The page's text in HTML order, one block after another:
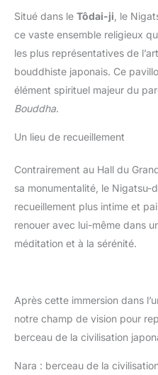
Situé dans le Tôdai-ji , le
ce vaste ensemble religieux
les plus représentatives de
bouddhiste japonais. Ce
élément spirituel majeur du
Bouddha.
Un lieu de recueillement
Contrairement au Hall du
sa monumentalité, le Nigatsu-
recueillement plus intime et
renouer avec lui-même dans
méditation et à la sérénité.
Après cette immersion dans
notre champ de vision pour
berceau de la civilisation
Nara : berceau de la